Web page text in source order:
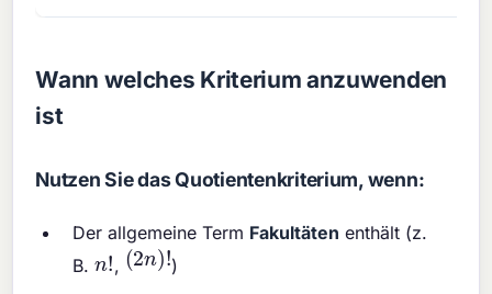
Wann welches Kriterium anzuwenden
ist
Nutzen Sie das Quotientenkriterium, wenn:
Der allgemeine Term Fakultäten enthält (z.
B.n!,
(2n)!
)